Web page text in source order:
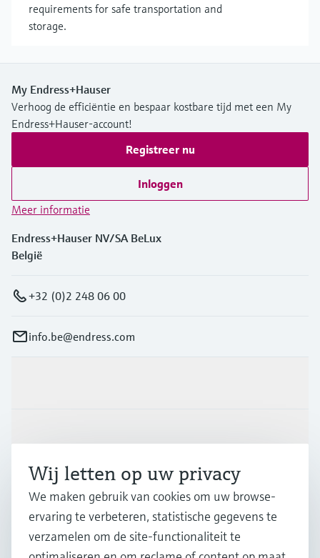
requirements for safe transportation and
storage.
My Endress+Hauser
Verhoog de efficiëntie en bespaar kostbare tijd met een My
Endress+Hauser-account!
Registreer nu
Inloggen
Meer informatie
Endress+Hauser NV/SA BeLux
België
+32 (0)2 248 06 00
info.be@endress.com
Bedrijf
Wij letten op uw privacy
We maken gebruik van cookies om uw browse-
ervaring te verbeteren, statistische gegevens te
verzamelen om de site-functionaliteit te